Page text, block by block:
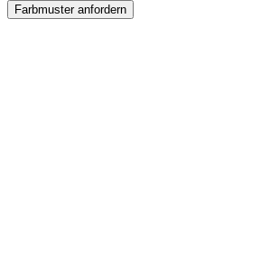
Farbmuster anfordern